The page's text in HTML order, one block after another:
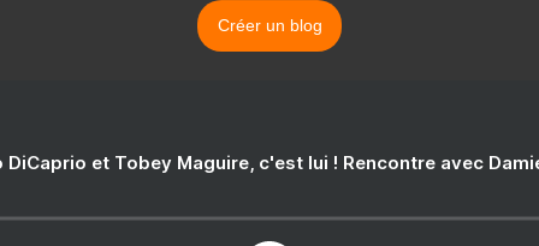
Créer un blog
DiCaprio et Tobey Maguire, c'est lui ! Rencontre avec